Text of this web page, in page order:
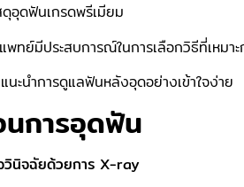
อุดฟันเกรดพรีเมียม
พทย์มีประสบการณ์ในการเลือกวิธีที่เหมา
นะนำการดูแลฟันหลังอุดอย่างเข้าใจง่าย
การอุดฟัน
วินิจฉัยด้วยการ X-ray